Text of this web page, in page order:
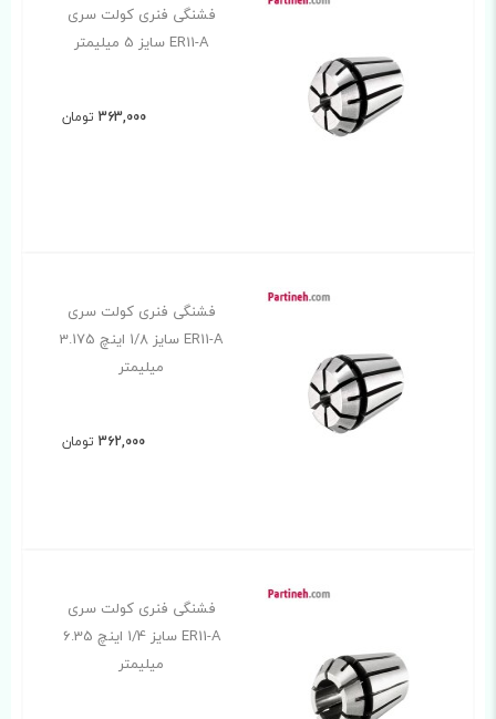
فشنگی فنری کولت سری
ER11-A سایز 5 میلیمتر
363,000 تومان
فشنگی فنری کولت سری
ER11-A سایز 1/8 اینچ 3.175
میلیمتر
362,000 تومان
فشنگی فنری کولت سری
ER11-A سایز 1/4 اینچ 6.35
میلیمتر